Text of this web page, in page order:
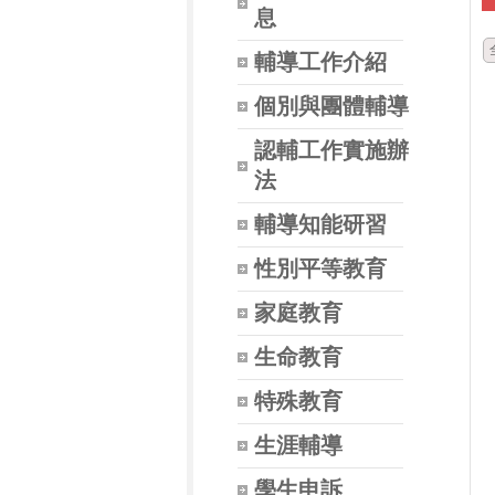
息
輔導工作介紹
個別與團體輔導
認輔工作實施辦
法
輔導知能研習
性別平等教育
家庭教育
生命教育
特殊教育
生涯輔導
學生申訴